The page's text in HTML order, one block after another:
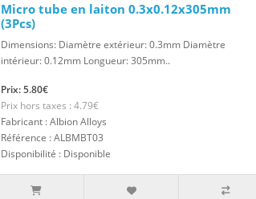
Micro tube en laiton 0.3x0.12x305mm
(3Pcs)
Dimensions: Diamètre extérieur: 0.3mm Diamètre
intérieur: 0.12mm Longueur: 305mm..
Prix: 5.80€
Prix hors taxes : 4.79€
Fabricant : Albion Alloys
Référence : ALBMBT03
Disponibilité : Disponible